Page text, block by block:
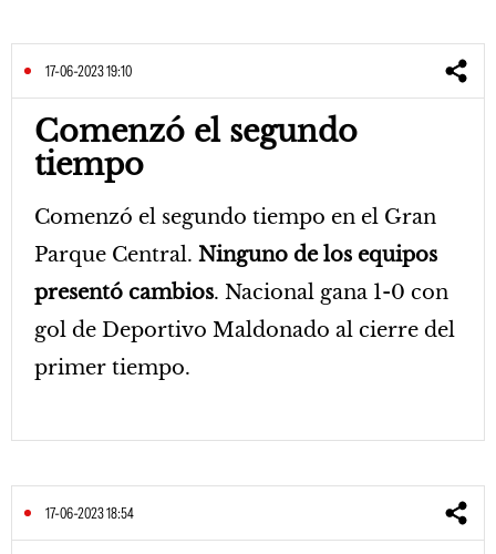
17-06-2023 19:10
Comenzó el segundo
tiempo
Comenzó el segundo tiempo en el Gran
Parque Central. Ninguno de los equipos
presentó cambios. Nacional gana 1-0 con
gol de Deportivo Maldonado al cierre del
primer tiempo.
17-06-2023 18:54